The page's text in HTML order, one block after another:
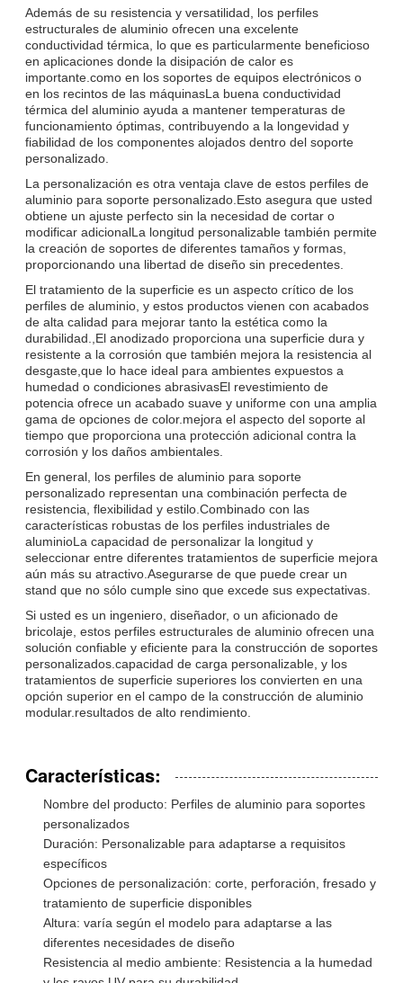
Además de su resistencia y versatilidad, los perfiles
estructurales de aluminio ofrecen una excelente
conductividad térmica, lo que es particularmente beneficioso
en aplicaciones donde la disipación de calor es
importante.como en los soportes de equipos electrónicos o
en los recintos de las máquinasLa buena conductividad
térmica del aluminio ayuda a mantener temperaturas de
funcionamiento óptimas, contribuyendo a la longevidad y
fiabilidad de los componentes alojados dentro del soporte
personalizado.
La personalización es otra ventaja clave de estos perfiles de
aluminio para soporte personalizado.Esto asegura que usted
obtiene un ajuste perfecto sin la necesidad de cortar o
modificar adicionalLa longitud personalizable también permite
la creación de soportes de diferentes tamaños y formas,
proporcionando una libertad de diseño sin precedentes.
El tratamiento de la superficie es un aspecto crítico de los
perfiles de aluminio, y estos productos vienen con acabados
de alta calidad para mejorar tanto la estética como la
durabilidad.,El anodizado proporciona una superficie dura y
resistente a la corrosión que también mejora la resistencia al
desgaste,que lo hace ideal para ambientes expuestos a
humedad o condiciones abrasivasEl revestimiento de
potencia ofrece un acabado suave y uniforme con una amplia
gama de opciones de color.mejora el aspecto del soporte al
tiempo que proporciona una protección adicional contra la
corrosión y los daños ambientales.
En general, los perfiles de aluminio para soporte
personalizado representan una combinación perfecta de
resistencia, flexibilidad y estilo.Combinado con las
características robustas de los perfiles industriales de
aluminioLa capacidad de personalizar la longitud y
seleccionar entre diferentes tratamientos de superficie mejora
aún más su atractivo.Asegurarse de que puede crear un
stand que no sólo cumple sino que excede sus expectativas.
Si usted es un ingeniero, diseñador, o un aficionado de
bricolaje, estos perfiles estructurales de aluminio ofrecen una
solución confiable y eficiente para la construcción de soportes
personalizados.capacidad de carga personalizable, y los
tratamientos de superficie superiores los convierten en una
opción superior en el campo de la construcción de aluminio
modular.resultados de alto rendimiento.
Características:
Nombre del producto: Perfiles de aluminio para soportes
personalizados
Duración: Personalizable para adaptarse a requisitos
específicos
Opciones de personalización: corte, perforación, fresado y
tratamiento de superficie disponibles
Altura: varía según el modelo para adaptarse a las
diferentes necesidades de diseño
Resistencia al medio ambiente: Resistencia a la humedad